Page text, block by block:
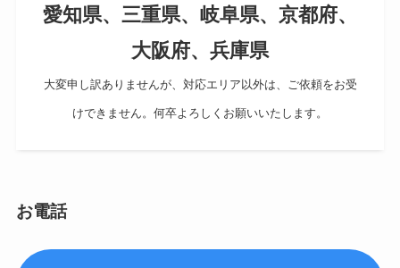
愛知県、三重県、岐阜県、京都府、
大阪府、兵庫県
大変申し訳ありませんが、対応エリア以外は、ご依頼をお受
けできません。何卒よろしくお願いいたします。
お電話